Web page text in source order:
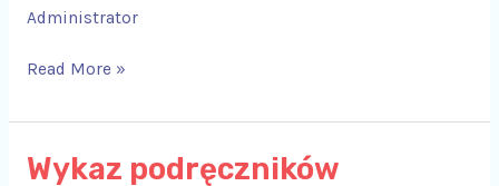
Administrator
2023-
Read More »
Wykaz podręczników
Wykaz